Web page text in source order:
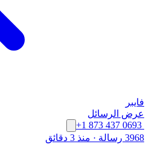
فايبر
عرض الرسائل
+1 873 437 0693
3968 رسالة
· منذ 3 دقائق